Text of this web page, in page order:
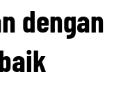
dengan